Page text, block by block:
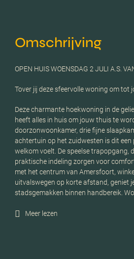
Omschrijving
OPEN HUIS WOENSDAG 2 JULI A.S.
Tover jij deze sfeervolle woning om tot
Deze charmante hoekwoning in de
heeft alles in huis om jouw thuis te
doorzonwoonkamer, drie fijne
achtertuin op het zuidwesten is dit een
welkom voelt. De speelse trapopgang,
praktische indeling zorgen voor
met het centrum van Amersfoort,
uitvalswegen op korte afstand, geniet
stadsgemakken binnen handbereik.
Meer lezen